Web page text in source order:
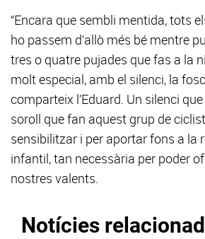
“Encara que sembli mentida, tots
ho passem d’allò més bé mentre
tres o quatre pujades que fas a la
molt especial, amb el silenci, la
comparteix l’Eduard. Un silenci
soroll que fan aquest grup de
sensibilitzar i per aportar fons a la
infantil, tan necessària per poder
nostres valents.
Notícies